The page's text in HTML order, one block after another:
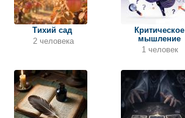
Тихий сад
2 человека
Критическое
мышление
1 человек